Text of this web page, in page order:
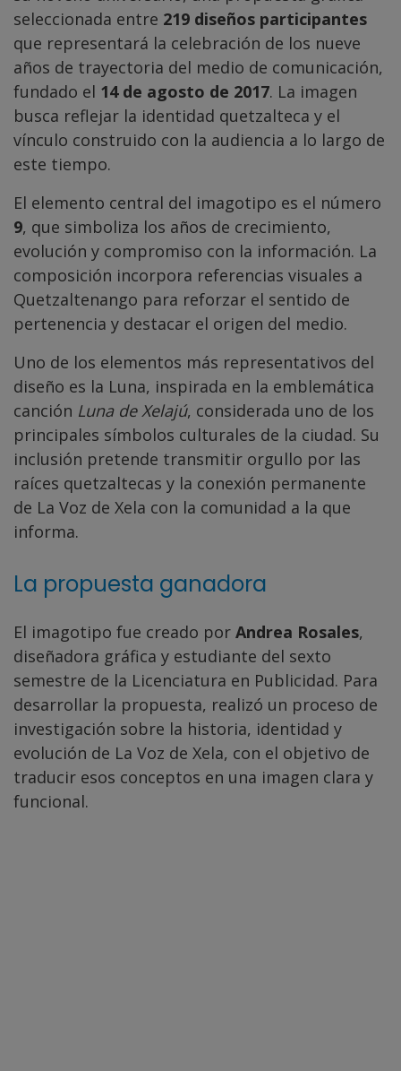
seleccionada entre 219 diseños participantes
que representará la celebración de los nueve
años de trayectoria del medio de comunicación,
fundado el 14 de agosto de 2017. La imagen
busca reflejar la identidad quetzalteca y el
vínculo construido con la audiencia a lo largo de
este tiempo.
El elemento central del imagotipo es el número
9, que simboliza los años de crecimiento,
evolución y compromiso con la información. La
composición incorpora referencias visuales a
Quetzaltenango para reforzar el sentido de
pertenencia y destacar el origen del medio.
Uno de los elementos más representativos del
diseño es la Luna, inspirada en la emblemática
canción Luna de Xelajú, considerada uno de los
principales símbolos culturales de la ciudad. Su
inclusión pretende transmitir orgullo por las
raíces quetzaltecas y la conexión permanente
de La Voz de Xela con la comunidad a la que
informa.
La propuesta ganadora
El imagotipo fue creado por Andrea Rosales,
diseñadora gráfica y estudiante del sexto
semestre de la Licenciatura en Publicidad. Para
desarrollar la propuesta, realizó un proceso de
investigación sobre la historia, identidad y
evolución de La Voz de Xela, con el objetivo de
traducir esos conceptos en una imagen clara y
funcional.